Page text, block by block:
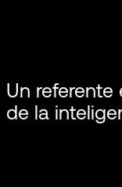
Un
de la